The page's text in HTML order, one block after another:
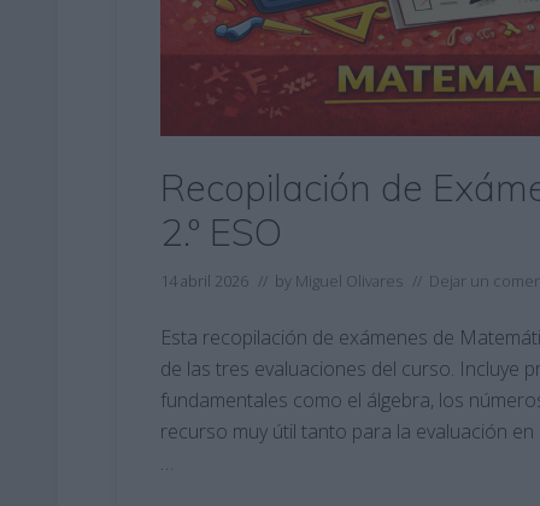
Recopilación de
2.º ESO
14 abril 2026 // by Miguel Olivares // Dejar un
Esta recopilación de exámenes de
de las tres evaluaciones del curso. Incluye
fundamentales como el álgebra, los
recurso muy útil tanto para la evaluación
…